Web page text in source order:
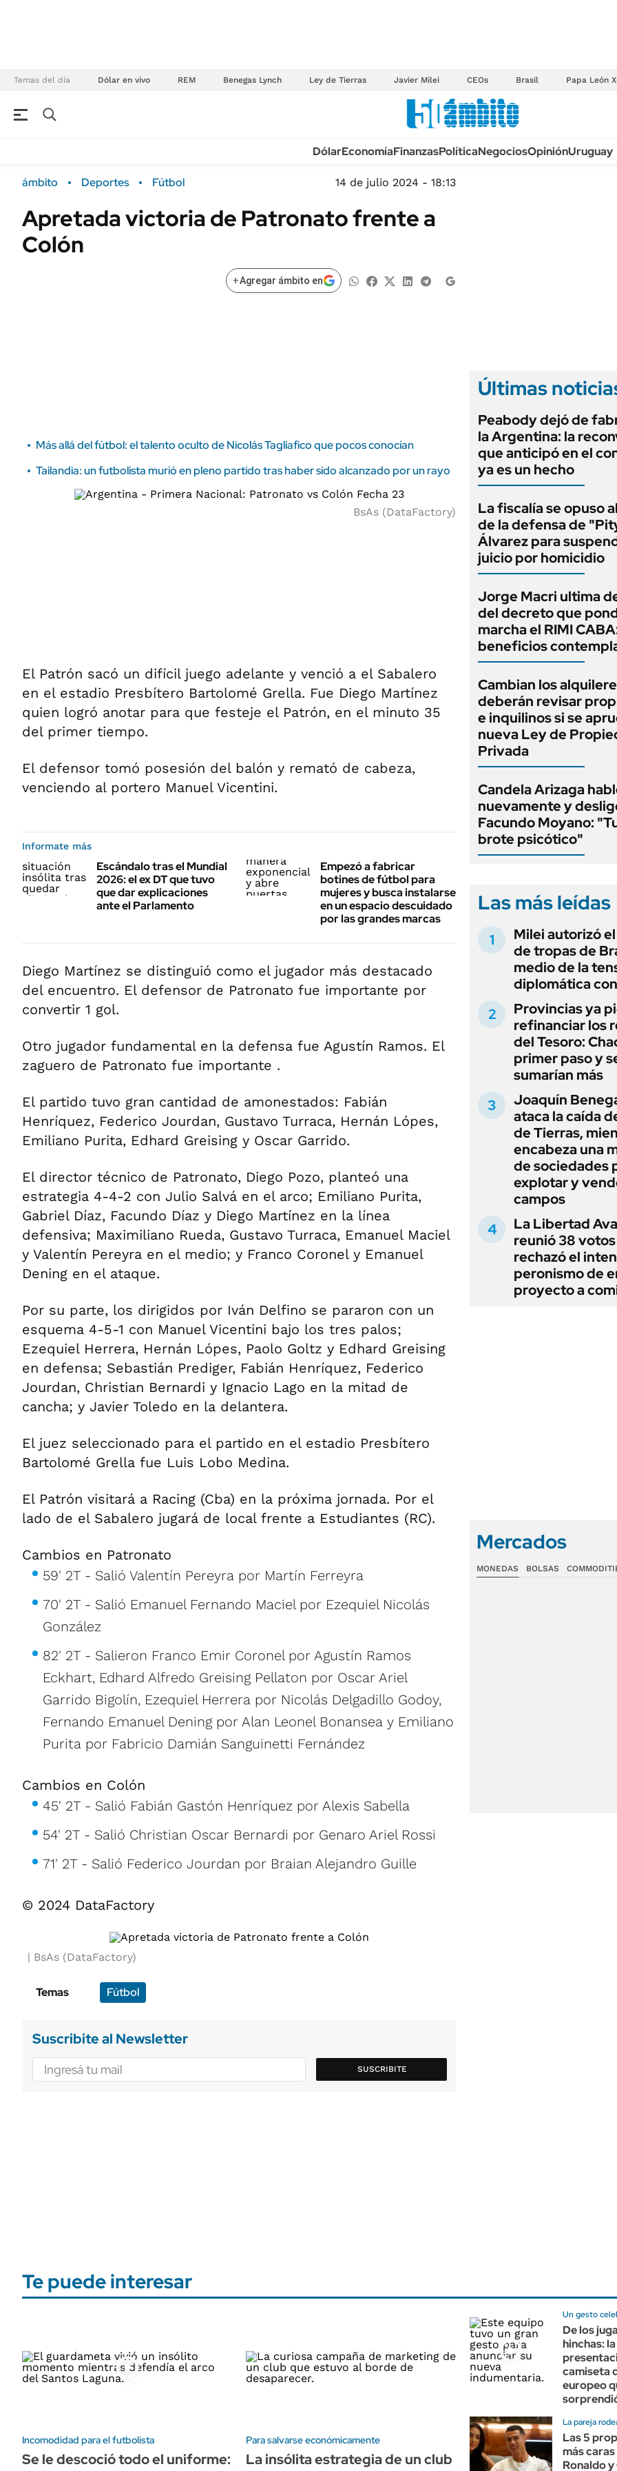
Temas del día Dólar en vivo REM Benegas Lynch Ley de Tierras Javier Milei CEOs Brasil Papa León
Campo
FINANZAS
Sustentabilidad
POLÍTICA
TECNOLOGÍA
MÉXICO
MUNDO
DólarEconomíaFinanzasPolíticaNegociosOpiniónUruguay
ámbito Deportes Fútbol 14 de julio 2024 - 18:13
Apretada victoria de Patronato frente a
Colón
+Agregar ámbito en
Más allá del fútbol: el talento oculto de Nicolás Tagliafico que pocos conocían
Tailandia: un futbolista murió en pleno partido tras haber sido alcanzado por un rayo
BsAs (DataFactory)
El Patrón sacó un difícil juego adelante y venció a el Sabalero
en el estadio Presbítero Bartolomé Grella. Fue Diego Martínez
quien logró anotar para que festeje el Patrón, en el minuto 35
del primer tiempo.
El defensor tomó posesión del balón y remató de cabeza,
venciendo al portero Manuel Vicentini.
Informate más
Escándalo tras el Mundial
2026: el ex DT que tuvo
que dar explicaciones
ante el Parlamento
Empezó a fabricar
botines de fútbol para
mujeres y busca instalarse
en un espacio descuidado
por las grandes marcas
Diego Martínez se distinguió como el jugador más destacado
del encuentro. El defensor de Patronato fue importante por
convertir 1 gol.
Otro jugador fundamental en la defensa fue Agustín Ramos. El
zaguero de Patronato fue importante .
El partido tuvo gran cantidad de amonestados: Fabián
Henríquez, Federico Jourdan, Gustavo Turraca, Hernán Lópes,
Emiliano Purita, Edhard Greising y Oscar Garrido.
El director técnico de Patronato, Diego Pozo, planteó una
estrategia 4-4-2 con Julio Salvá en el arco; Emiliano Purita,
Gabriel Díaz, Facundo Díaz y Diego Martínez en la línea
defensiva; Maximiliano Rueda, Gustavo Turraca, Emanuel Maciel
y Valentín Pereyra en el medio; y Franco Coronel y Emanuel
Dening en el ataque.
Por su parte, los dirigidos por Iván Delfino se pararon con un
esquema 4-5-1 con Manuel Vicentini bajo los tres palos;
Ezequiel Herrera, Hernán Lópes, Paolo Goltz y Edhard Greising
en defensa; Sebastián Prediger, Fabián Henríquez, Federico
Jourdan, Christian Bernardi y Ignacio Lago en la mitad de
cancha; y Javier Toledo en la delantera.
El juez seleccionado para el partido en el estadio Presbítero
Bartolomé Grella fue Luis Lobo Medina.
El Patrón visitará a Racing (Cba) en la próxima jornada. Por el
lado de el Sabalero jugará de local frente a Estudiantes (RC).
Cambios en Patronato
59' 2T - Salió Valentín Pereyra por Martín Ferreyra
70' 2T - Salió Emanuel Fernando Maciel por Ezequiel Nicolás
González
82' 2T - Salieron Franco Emir Coronel por Agustín Ramos
Eckhart, Edhard Alfredo Greising Pellaton por Oscar Ariel
Garrido Bigolín, Ezequiel Herrera por Nicolás Delgadillo Godoy,
Fernando Emanuel Dening por Alan Leonel Bonansea y Emiliano
Purita por Fabricio Damián Sanguinetti Fernández
Cambios en Colón
45' 2T - Salió Fabián Gastón Henríquez por Alexis Sabella
54' 2T - Salió Christian Oscar Bernardi por Genaro Ariel Rossi
71' 2T - Salió Federico Jourdan por Braian Alejandro Guille
© 2024 DataFactory
BsAs (DataFactory)
Temas Fútbol
Suscribite al Newsletter
SUSCRIBITE
Últimas
Peabody dejó de
la Argentina: la
que anticipó en el
ya es un hecho
La fiscalía se opuso
de la defensa de
Álvarez para
juicio por homicidio
Jorge Macri ultima
del decreto que
marcha el RIMI
beneficios
Cambian los
deberán revisar
e inquilinos si se
nueva Ley de
Privada
Candela Arizaga
nuevamente y
Facundo Moyano:
brote psicótico"
Las más leídas
Milei autorizó
de tropas de
medio de la
diplomática
Provincias ya
refinanciar los
del Tesoro:
primer paso y
sumarían más
Joaquín
ataca la caída
de Tierras,
encabeza una
de sociedades
explotar y
campos
La Libertad
reunió 38
rechazó el
peronismo de
proyecto a
Mercados
MONEDAS BOLSAS
Te puede interesar
Incomodidad para el futbolista
Se le descoció todo el uniforme:
Para salvarse económicamente
La insólita estrategia de un club
Un gesto
De los
hinchas: la
camiseta
europeo
La pareja
Las 5
más
Ronaldo